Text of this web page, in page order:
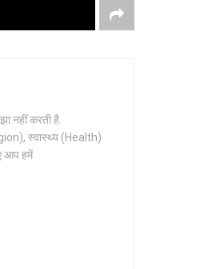
नहीं करती है.
स्वास्थ्य (Health)
आप हमें